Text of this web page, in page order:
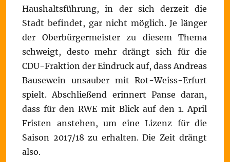
Haushaltsführung, in der sich derzeit die
Stadt befindet, gar nicht möglich. Je länger
der Oberbürgermeister zu diesem Thema
schweigt, desto mehr drängt sich für die
CDU-Fraktion der Eindruck auf, dass Andreas
Bausewein unsauber mit Rot-Weiss-Erfurt
spielt. Abschließend erinnert Panse daran,
dass für den RWE mit Blick auf den 1. April
Fristen anstehen, um eine Lizenz für die
Saison 2017/18 zu erhalten. Die Zeit drängt
also.